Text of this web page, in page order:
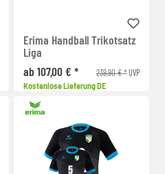
Erima Handball Trikotsatz
Liga
ab 107,00 € *
239,90 € *UVP
Kostenlose Lieferung DE